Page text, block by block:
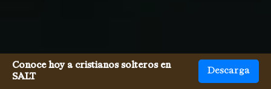
Conoce hoy a cristianos solteros en
SALT
Descarga